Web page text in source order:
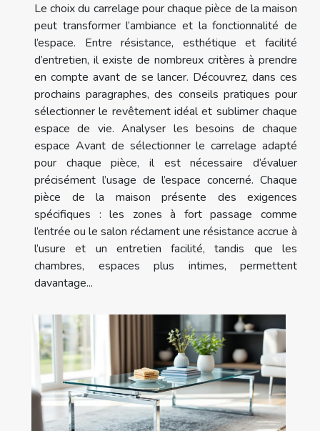
Le choix du carrelage pour chaque pièce de la maison
peut transformer l’ambiance et la fonctionnalité de
l’espace. Entre résistance, esthétique et facilité
d’entretien, il existe de nombreux critères à prendre
en compte avant de se lancer. Découvrez, dans ces
prochains paragraphes, des conseils pratiques pour
sélectionner le revêtement idéal et sublimer chaque
espace de vie. Analyser les besoins de chaque
espace Avant de sélectionner le carrelage adapté
pour chaque pièce, il est nécessaire d’évaluer
précisément l’usage de l’espace concerné. Chaque
pièce de la maison présente des exigences
spécifiques : les zones à fort passage comme
l’entrée ou le salon réclament une résistance accrue à
l’usure et un entretien facilité, tandis que les
chambres, espaces plus intimes, permettent
davantage...